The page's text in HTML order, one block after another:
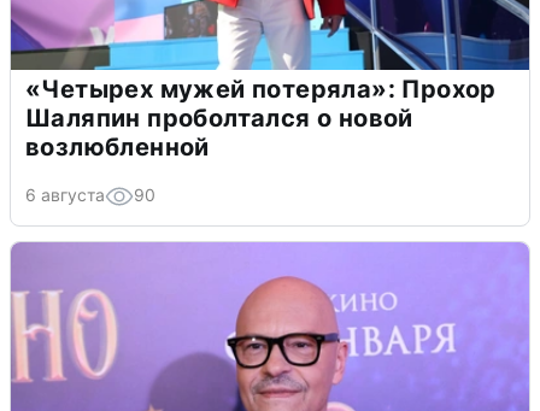
«Четырех мужей потеряла»: Прохор
Шаляпин проболтался о новой
возлюбленной
6 августа 90